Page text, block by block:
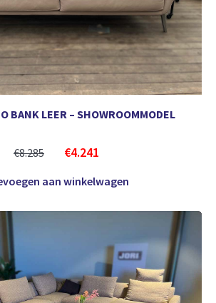
BANK LEER – SHOWROOMMODEL
€8.285 €4.241
aan winkelwagen